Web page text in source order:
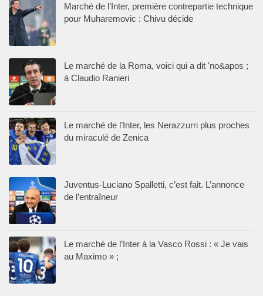
Marché de l’Inter, première contrepartie technique
pour Muharemovic : Chivu décide
Le marché de la Roma, voici qui a dit 'no&apos ;
à Claudio Ranieri
Le marché de l’Inter, les Nerazzurri plus proches
du miraculé de Zenica
Juventus-Luciano Spalletti, c’est fait. L’annonce
de l’entraîneur
Le marché de l’Inter à la Vasco Rossi : « Je vais
au Maximo » ;